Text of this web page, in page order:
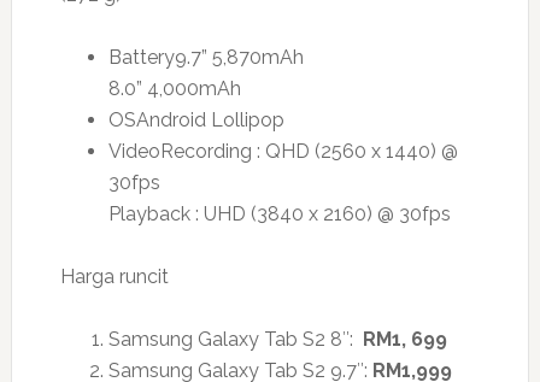
Battery9.7” 5,870mAh
8.0” 4,000mAh
OSAndroid Lollipop
VideoRecording : QHD (2560 x 1440) @
30fps
Playback : UHD (3840 x 2160) @ 30fps
Harga runcit
Samsung Galaxy Tab S2 8″: RM1, 699
Samsung Galaxy Tab S2 9.7″: RM1,999